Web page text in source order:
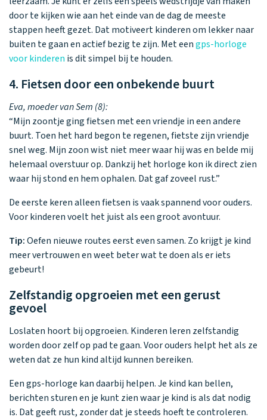
door te kijken wie aan het einde van de dag de meeste
stappen heeft gezet. Dat motiveert kinderen om lekker naar
buiten te gaan en actief bezig te zijn. Met eengps-horloge
voor kinderen is dit simpel bij te houden.
4. Fietsen door een onbekende buurt
Eva, moeder van Sem (8):
“Mijn zoontje ging fietsen met een vriendje in een andere
buurt. Toen het hard begon te regenen, fietste zijn vriendje
snel weg. Mijn zoon wist niet meer waar hij was en belde mij
helemaal overstuur op. Dankzij het horloge kon ik direct zien
waar hij stond en hem ophalen. Dat gaf zoveel rust.”
De eerste keren alleen fietsen is vaak spannend voor ouders.
Voor kinderen voelt het juist als een groot avontuur.
Tip:Oefen nieuwe routes eerst even samen. Zo krijgt je kind
meer vertrouwen en weet beter wat te doen als er iets
gebeurt!
Zelfstandig opgroeien met een gerust
gevoel
Loslaten hoort bij opgroeien. Kinderen leren zelfstandig
worden door zelf op pad te gaan. Voor ouders helpt het als ze
weten dat ze hun kind altijd kunnen bereiken.
Een gps-horloge kan daarbij helpen. Je kind kan bellen,
berichten sturen en je kunt zien waar je kind is als dat nodig
is. Dat geeft rust, zonder dat je steeds hoeft te controleren.